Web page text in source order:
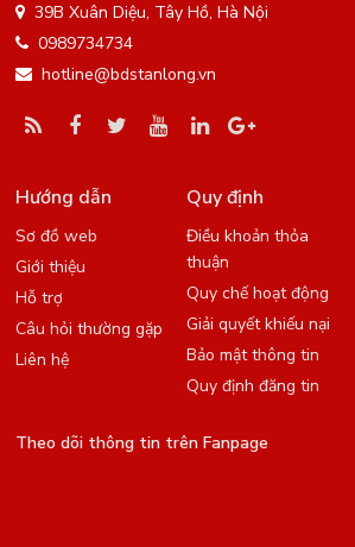
39B Xuân Diệu, Tây Hồ, Hà Nội
0989734734
hotline@bdstanlong.vn
Hướng dẫn
Sơ đồ web
Giới thiệu
Hỗ trợ
Câu hỏi thường gặp
Liên hệ
Quy định
Điều khoản thỏa
thuận
Quy chế hoạt động
Giải quyết khiếu nại
Bảo mật thông tin
Quy định đăng tin
Theo dõi thông tin trên Fanpage